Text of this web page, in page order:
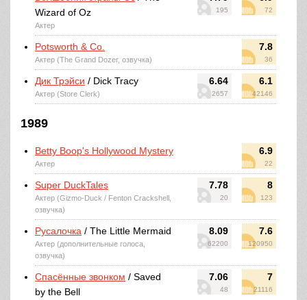
195 72
Wizard of Oz
Актер
7.8
36
Potsworth & Co.
Актер (The Grand Dozer, озвучка)
6.64
2657
6.1
42146
Дик Трэйси / Dick Tracy
Актер (Store Clerk)
1989
6.9
22
Betty Boop's Hollywood Mystery
Актер
7.78
20
8
123
Super DuckTales
Актер (Gizmo-Duck / Fenton Crackshell,
озвучка)
8.09
62200
7.6
120950
Русалочка / The Little Mermaid
Актер (дополнительные голоса,
озвучка)
7.06
48
7
21116
Спасённые звонком / Saved
by the Bell